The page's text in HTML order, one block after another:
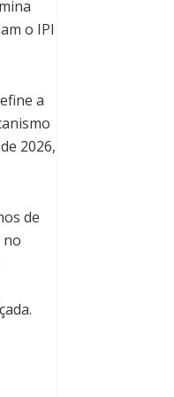
o IPI
a
2026,
de
no